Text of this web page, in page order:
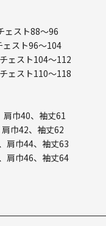
ェスト88～96
ェスト96～104
ェスト104～112
ェスト110～118
肩巾40、袖丈61
巾42、袖丈62
肩巾44、袖丈63
肩巾46、袖丈64